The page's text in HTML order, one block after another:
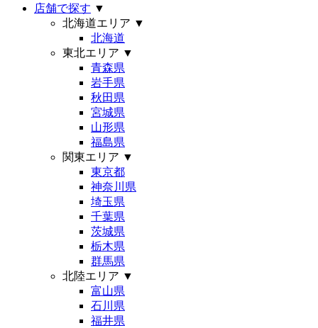
店舗で探す ▼
北海道エリア ▼
北海道
東北エリア ▼
青森県
岩手県
秋田県
宮城県
山形県
福島県
関東エリア ▼
東京都
神奈川県
埼玉県
千葉県
茨城県
栃木県
群馬県
北陸エリア ▼
富山県
石川県
福井県